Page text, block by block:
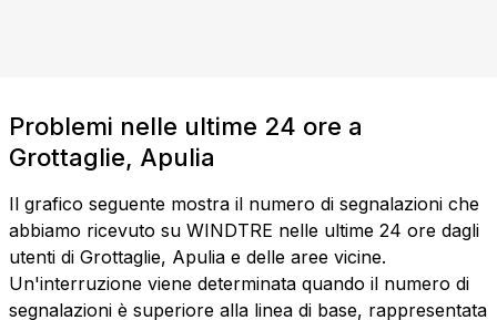
Problemi nelle ultime 24 ore a
Grottaglie, Apulia
Il grafico seguente mostra il numero di segnalazioni che
abbiamo ricevuto su WINDTRE nelle ultime 24 ore dagli
utenti di Grottaglie, Apulia e delle aree vicine.
Un'interruzione viene determinata quando il numero di
segnalazioni è superiore alla linea di base, rappresentata